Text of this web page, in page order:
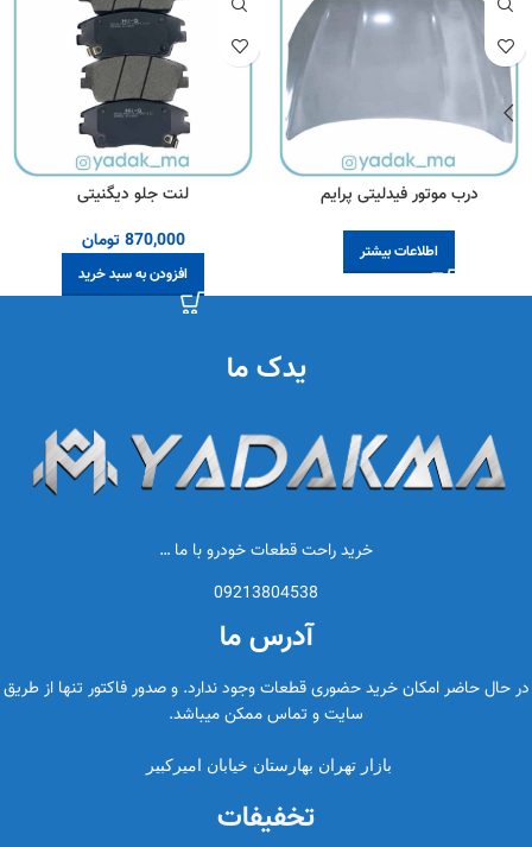
درب موتور فیدلیتی پرایم
اطلاعات بیشتر
لنت جلو دیگنیتی
870,000 تومان
افزودن به سبد خرید
یدک ما
خرید راحت قطعات خودرو با ما …
09213804538
آدرس ما
در حال حاضر امکان خرید حضوری قطعات وجود ندارد. و صدور فاکتور تنها از طریق
سایت و تماس ممکن میباشد.
بازار تهران بهارستان خیابان امیرکبیر
تخفیفات